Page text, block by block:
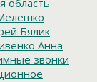
Бялик
Анна
звонки